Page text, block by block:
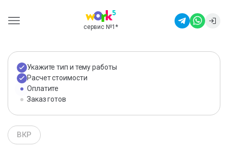
сервис №1 *
Укажите тип и тему работы
Расчет стоимости
Оплатите
Заказ готов
ВКР